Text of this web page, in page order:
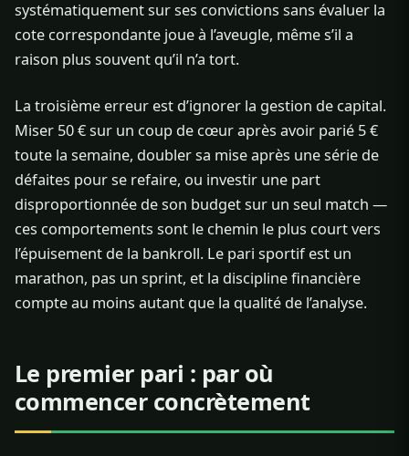
systématiquement sur ses convictions sans évaluer la
cote correspondante joue à l’aveugle, même s’il a
raison plus souvent qu’il n’a tort.
La troisième erreur est d’ignorer la gestion de capital.
Miser 50 € sur un coup de cœur après avoir parié 5 €
toute la semaine, doubler sa mise après une série de
défaites pour se refaire, ou investir une part
disproportionnée de son budget sur un seul match —
ces comportements sont le chemin le plus court vers
l’épuisement de la bankroll. Le pari sportif est un
marathon, pas un sprint, et la discipline financière
compte au moins autant que la qualité de l’analyse.
Le premier pari : par où
commencer concrètement